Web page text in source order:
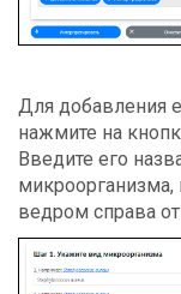
Для добавления
нажмите на
Введите его
ведром справа